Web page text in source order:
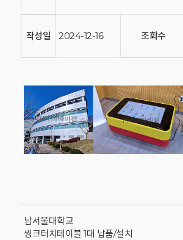
작성일 2024-12-16 조회수
남서울대학교
씽크터치테이블 1대 납품/설치